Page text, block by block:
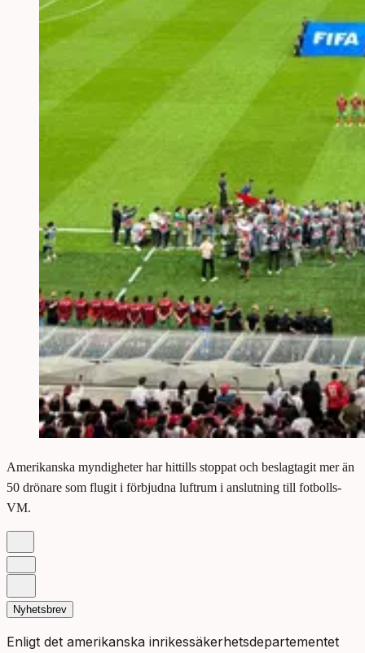
Amerikanska myndigheter har hittills stoppat och beslagtagit mer än
50 drönare som flugit i förbjudna luftrum i anslutning till fotbolls-
VM.
Nyhetsbrev
Enligt det amerikanska inrikessäkerhetsdepartementet